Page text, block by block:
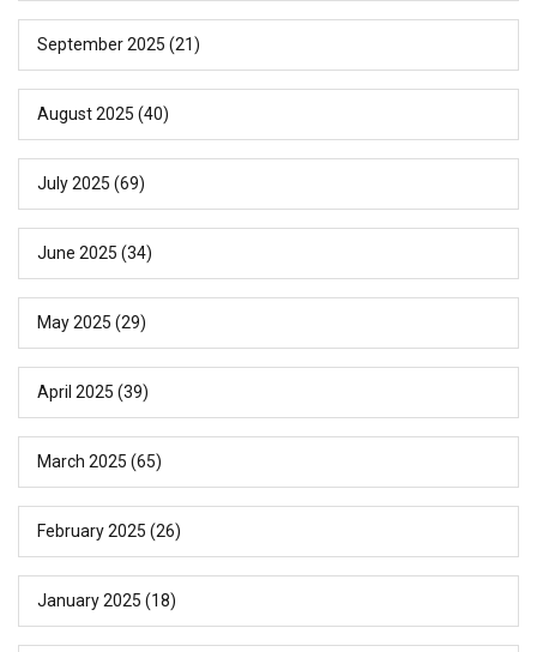
September 2025 (21)
August 2025 (40)
July 2025 (69)
June 2025 (34)
May 2025 (29)
April 2025 (39)
March 2025 (65)
February 2025 (26)
January 2025 (18)